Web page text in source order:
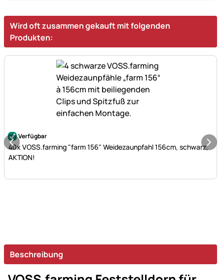
Wird oft zusammen gekauft mit folgenden
Produkten:
Noch keine Bewertungen abgegeben
Verfügbar
40x VOSS.farming "farm 156" Weidezaunpfahl 156cm, schwarz,
AKTION!
Beschreibung